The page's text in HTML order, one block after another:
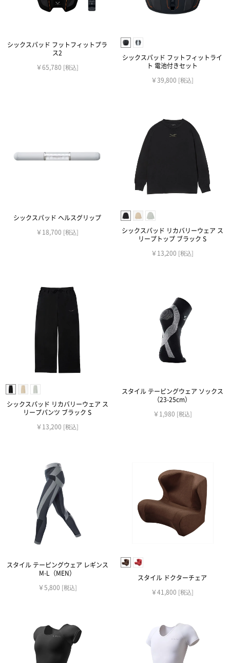
シックスパッド フットフィットプラ
ス2
￥65,780 [税込]
シックスパッド フットフィットライ
ト 電池付きセット
￥39,800 [税込]
シックスパッド ヘルスグリップ
￥18,700 [税込]
シックスパッド リカバリーウェア ス
リープトップ ブラック S
￥13,200 [税込]
シックスパッド リカバリーウェア ス
リープパンツ ブラック S
￥13,200 [税込]
スタイル テーピングウェア ソックス
（23-25cm）
￥1,980 [税込]
スタイル テーピングウェア レギンス
M-L（MEN）
￥5,800 [税込]
スタイル ドクターチェア
￥41,800 [税込]